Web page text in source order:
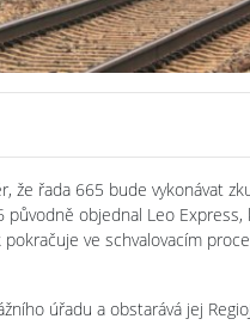
že řada 665 bude vykonávat
původně objednal Leo
ve schvalovacím
úřadu a obstarává jej